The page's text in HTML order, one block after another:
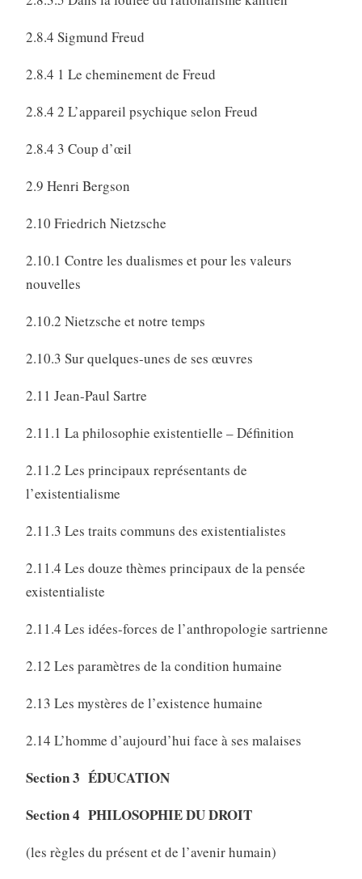
2.8.4 Sigmund Freud
2.8.4 1 Le cheminement de Freud
2.8.4 2 L’appareil psychique selon Freud
2.8.4 3 Coup d’œil
2.9 Henri Bergson
2.10 Friedrich Nietzsche
2.10.1 Contre les dualismes et pour les valeurs
nouvelles
2.10.2 Nietzsche et notre temps
2.10.3 Sur quelques-unes de ses œuvres
2.11 Jean-Paul Sartre
2.11.1 La philosophie existentielle – Définition
2.11.2 Les principaux représentants de
l’existentialisme
2.11.3 Les traits communs des existentialistes
2.11.4 Les douze thèmes principaux de la pensée
existentialiste
2.11.4 Les idées-forces de l’anthropologie sartrienne
2.12 Les paramètres de la condition humaine
2.13 Les mystères de l’existence humaine
2.14 L’homme d’aujourd’hui face à ses malaises
Section 3 ÉDUCATION
Section 4 PHILOSOPHIE DU DROIT
(les règles du présent et de l’avenir humain)